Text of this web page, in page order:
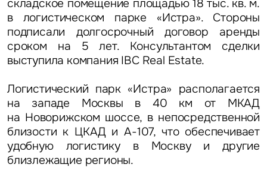
складское помещение площадью 18 тыс. кв. м.
в логистическом парке «Истра». Стороны
подписали долгосрочный договор аренды
сроком на 5 лет. Консультантом сделки
выступила компания IBC Real Estate.
Логистический парк «Истра» располагается
на западе Москвы в 40 км от МКАД
на Новорижском шоссе, в непосредственной
близости к ЦКАД и А-107, что обеспечивает
удобную логистику в Москву и другие
близлежащие регионы.